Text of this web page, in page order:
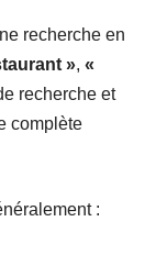
recherche en
», «
recherche et
complète
: